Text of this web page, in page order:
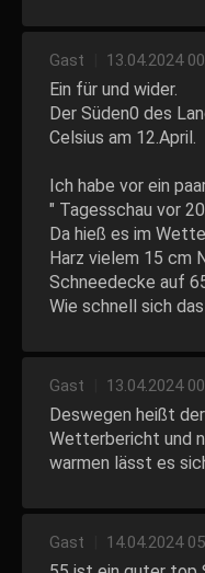
Gast 13.04.2024
Ein für und wider.
Der Süden0 des
Celsius am 12.April.
Ich habe vor ein
" Tagesschau vor
Da hieß es im
Harz vielem 15 cm
Schneedecke auf
Wie schnell sich das
Gast 13.04.2024
Deswegen heißt
Wetterbericht und
warmen lässt es
Gast 14.04.2024